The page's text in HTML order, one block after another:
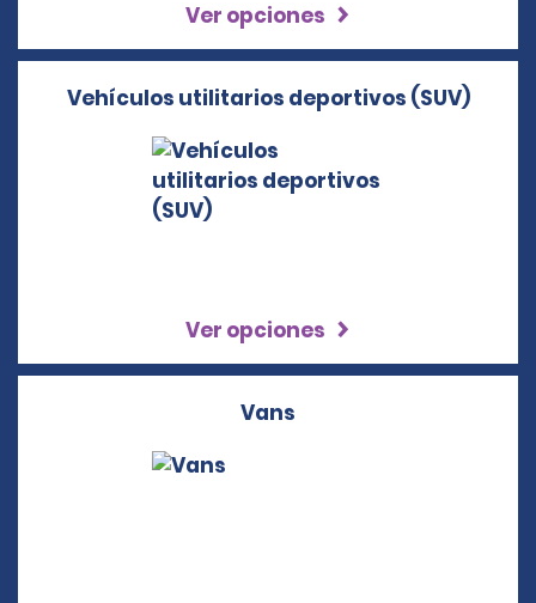
Ver opciones
Vehículos utilitarios deportivos (SUV)
Ver opciones
Vans